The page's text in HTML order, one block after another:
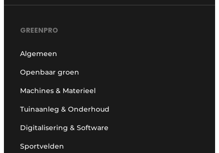
GREENPRO
Algemeen
Openbaar groen
Machines & Materieel
Tuinaanleg & Onderhoud
Digitalisering & Software
Sportvelden